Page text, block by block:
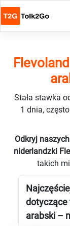
Stała stawka
1 dnia,
Odkryj
niderlandzki
takich
dotyczące
arabski –